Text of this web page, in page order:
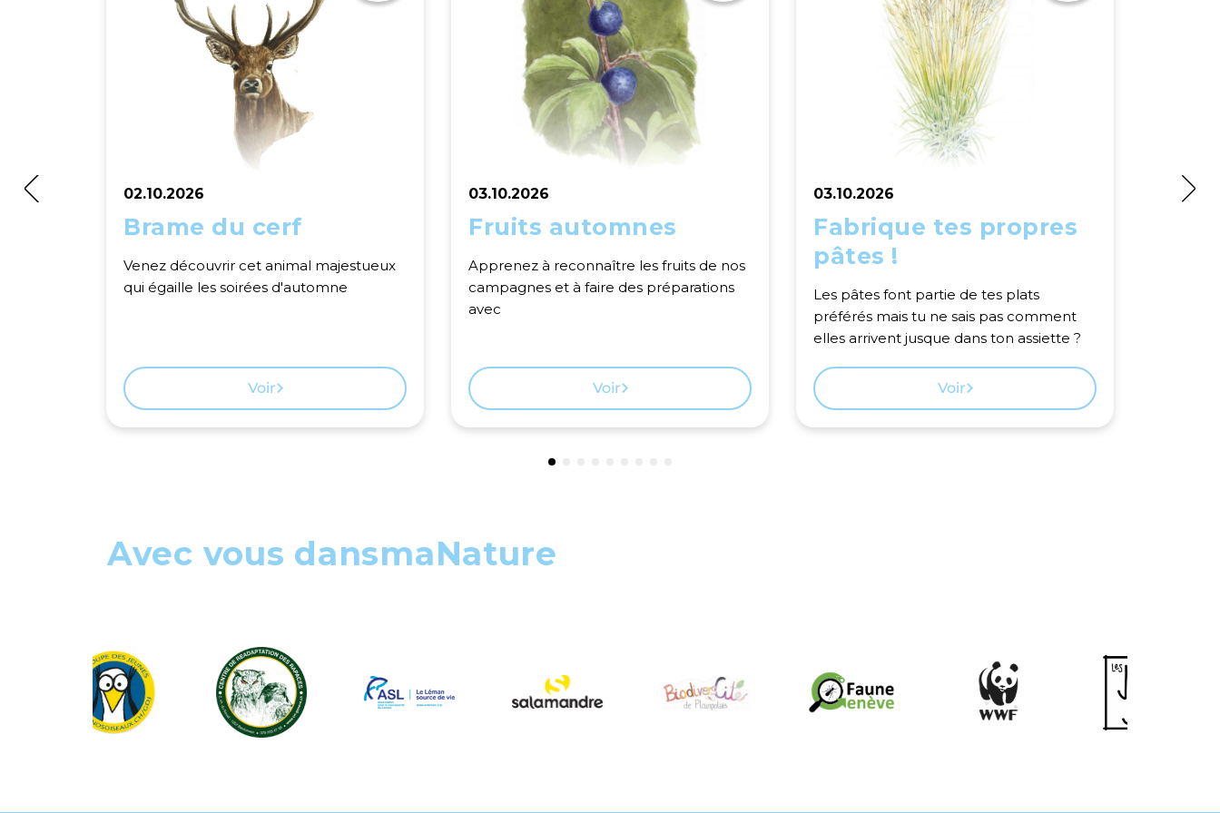
02.10.2026
Brame du cerf
Venez découvrir cet animal majestueux
qui égaille les soirées d'automne
Voir
03.10.2026
Fruits automnes
Apprenez à reconnaître les fruits de nos
campagnes et à faire des préparations
avec
Voir
03.10.2026
Fabrique tes propres
pâtes !
Les pâtes font partie de tes plats
préférés mais tu ne sais pas comment
elles arrivent jusque dans ton assiette ?
Voir
Avec vous dansmaNature